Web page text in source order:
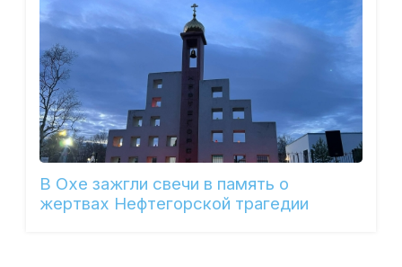
В Охе зажгли свечи в память о
жертвах Нефтегорской трагедии